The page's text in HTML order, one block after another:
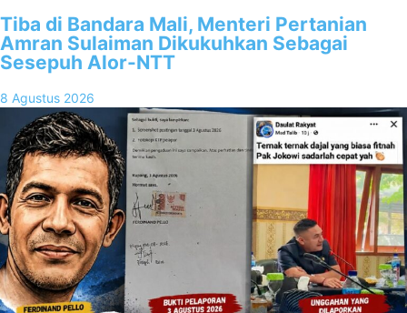
Tiba di Bandara Mali, Menteri Pertanian
Amran Sulaiman Dikukuhkan Sebagai
Sesepuh Alor-NTT
8 Agustus 2026